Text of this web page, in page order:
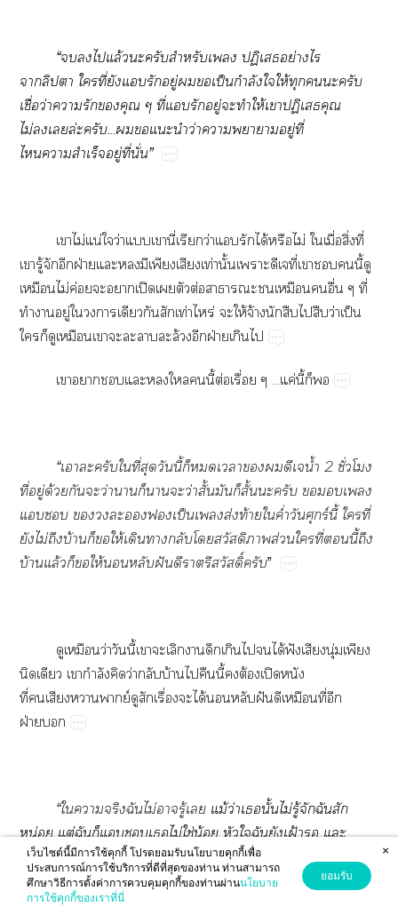
“ไแล้วะครับสำหรับเ ปฏิเสธอย่างไร
าลิปา ใที่ยังแรักอยู่เป็นกำลังใให้ทุกะครับ
เชื่อว่าารักคุณ ๆ ที่แรักอยู่ะทำให้เาปฏิเสธคุณ
ไม่เล่ะครับ...แะนำว่าาาาอยู่ที่
ไาสำเร็จอยู่ที่นั่น”
เาไม่แน่ใว่าแเานี่เรียกว่าแรักได้หรือไม่ ใเมื่อสิ่งที่
เารู้จักอีกฝ่ายแะมีเพียงเสียงเท่านั้นเาะดีเที่เานี้ดู
เหมือนไม่ค่อยะาเปิดเตัวต่อาาะเหมือนอื่น ๆ ที่
ทำาอยู่ใาเดียวกันสักเท่าไหร่ ะให้จ้างนักสืบไสืบว่าเป็น
ใก็ดูเหมือนเาะละลาบละล้วงอีกฝ่ายเกินไ
เาาแะในี้ต่อเรื่อย ๆ ...แค่นี้ก็
“เาละครับใที่สุดวันนี้ก็เาดีเจน้ำ 2 ชั่วโมง
ที่อยู่ด้วยกันะว่านานก็าะว่าสั้นมันก็สั้นะครับ เ
แ ะเป็นเส่งท้ายใค่ำวันศุกร์นี้ ใที่
ยังไม่ถึงบ้านก็ให้เดินากลับโสวัสดิภาพส่วนใที่นี้ถึง
บ้านแล้วก็ให้หลับฝันดีราตรีสวัสดิ์ครับ”
ดูเหมือนว่าวันนี้เาะเลิกาดึกเกินไได้ฟังเสียงนุ่มเพียง
นิดเดียว เากำลังคิดว่ากลับบ้านไคืนนี้ต้องเปิดหนัง
ที่เสียงาพากย์ดูสักเรื่องะได้หลับฝันดีเหมือนที่อีก
ฝ่าย
“ใาจริงฉันไม่ารู้เ แม้ว่าเนั้นไม่รู้จักฉันสัก
หน่อย แต่ฉันก็แเไม่ใช่น้อย หัวใฉันยังเฝ้า แะ
เฝ้า เฝ้าให้เหันา~”
เว็บไซต์นี้มีการใช้คุกกี้ โปรดยอมรับนโยบายคุกกี้เพื่อ
ประสบการณ์การใช้บริการที่ดีที่สุดของท่าน ท่านสามารถ
ศึกษาวิธีการตั้งค่าการควบคุมคุกกี้ของท่านผ่านนโยบาย
การใช้คุกกี้ของเราที่นี่
ยอมรับ
×